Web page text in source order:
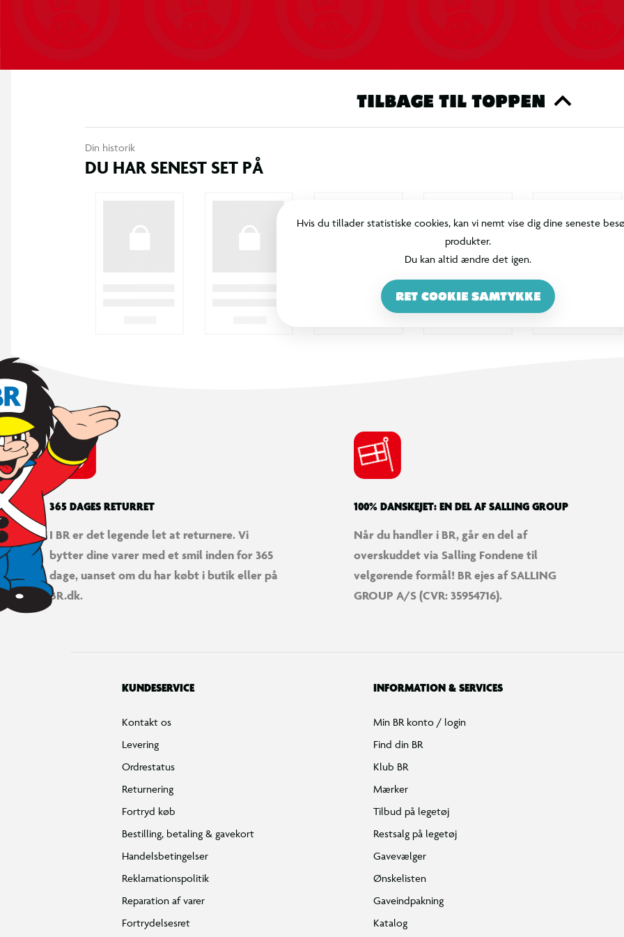
TILBAGE TIL TOPPEN
Din historik
DU HAR SENEST SET PÅ
Hvis du tillader statistiske cookies, kan vi nemt vise dig dine seneste
produkter.
Du kan altid ændre det igen.
RET COOKIE SAMTYKKE
365 DAGES RETURRET
I BR er det legende let at returnere. Vi
bytter dine varer med et smil inden for 365
dage, uanset om du har købt i butik eller på
BR.dk.
100% DANSKEJET: EN DEL AF SALLING GROUP
Når du handler i BR, går en del af
overskuddet via Salling Fondene til
velgørende formål! BR ejes af SALLING
GROUP A/S (CVR: 35954716).
KUNDESERVICE
Kontakt os
Levering
Ordrestatus
Returnering
Fortryd køb
Bestilling, betaling & gavekort
Handelsbetingelser
Reklamationspolitik
Reparation af varer
Fortrydelsesret
INFORMATION & SERVICES
Min BR konto / login
Find din BR
Klub BR
Mærker
Tilbud på legetøj
Restsalg på legetøj
Gavevælger
Ønskelisten
Gaveindpakning
Katalog